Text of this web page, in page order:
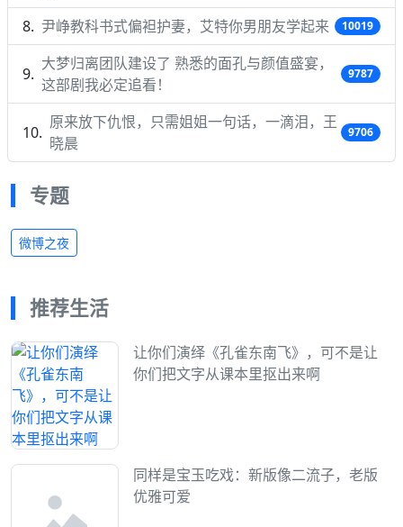
尹峥教科书式偏袒护妻，艾特你男朋友学起来 10019
大梦归离团队建设了 熟悉的面孔与颜值盛宴，
这部剧我必定追看！
9787
原来放下仇恨，只需姐姐一句话，一滴泪，王
晓晨
9706
专题
微博之夜
推荐生活
让你们演绎《孔雀东南飞》，可不是让
你们把文字从课本里抠出来啊
同样是宝玉吃戏：新版像二流子，老版
优雅可爱